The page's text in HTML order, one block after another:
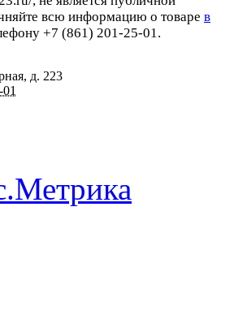
всю информацию о товаре в
+7 (861) 201-25-01.
д. 223